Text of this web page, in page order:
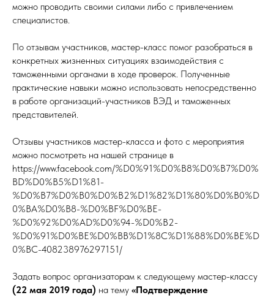
можно проводить своими силами либо с привлечением
специалистов.
По отзывам участников, мастер-класс помог разобраться в
конкретных жизненных ситуациях взаимодействия с
таможенными органами в ходе проверок. Полученные
практические навыки можно использовать непосредственно
в работе организаций-участников ВЭД и таможенных
представителей.
Отзывы участников мастер-класса и фото с мероприятия
можно посмотреть на нашей странице в
https://www.facebook.com/%D0%91%D0%B8%D0%B7%D0%
BD%D0%B5%D1%81-
%D0%B7%D0%B0%D0%B2%D1%82%D1%80%D0%B0%D
0%BA%D0%B8-%D0%BF%D0%BE-
%D0%92%D0%AD%D0%94-%D0%B2-
%D0%91%D0%BE%D0%BB%D1%8C%D1%88%D0%BE%D
0%BC-408238976297151/
Задать вопрос организаторам к следующему мастер-классу
(22 мая 2019 года) на тему «Подтверждение